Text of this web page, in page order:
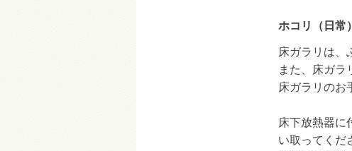
ホコリ（日常）
床ガラリは、
また、床ガラ
床ガラリのお
床下放熱器に
い取ってくだ